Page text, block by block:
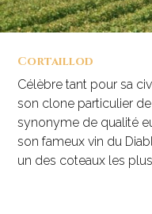
Cortaillod
Célèbre tant pour sa
son clone particulier
synonyme de qualité
son fameux vin du
un des coteaux les